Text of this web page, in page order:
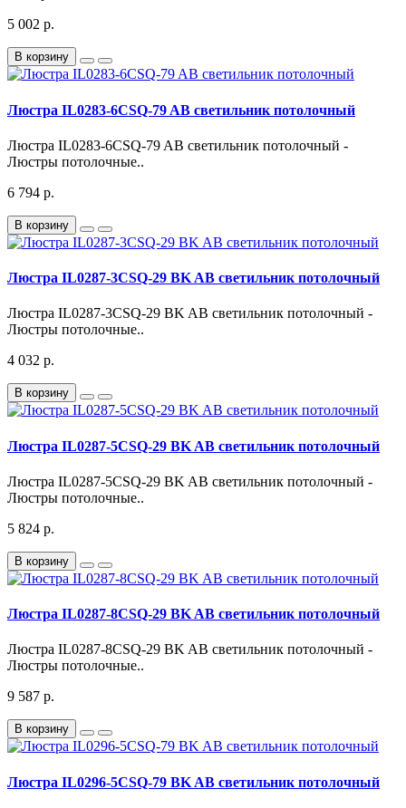
5 002 р.
В корзину
Люстра IL0283-6CSQ-79 AB светильник потолочный
Люстра IL0283-6CSQ-79 AB светильник потолочный -
Люстры потолочные..
6 794 р.
В корзину
Люстра IL0287-3CSQ-29 BK AB светильник потолочный
Люстра IL0287-3CSQ-29 BK AB светильник потолочный -
Люстры потолочные..
4 032 р.
В корзину
Люстра IL0287-5CSQ-29 BK AB светильник потолочный
Люстра IL0287-5CSQ-29 BK AB светильник потолочный -
Люстры потолочные..
5 824 р.
В корзину
Люстра IL0287-8CSQ-29 BK AB светильник потолочный
Люстра IL0287-8CSQ-29 BK AB светильник потолочный -
Люстры потолочные..
9 587 р.
В корзину
Люстра IL0296-5CSQ-79 BK AB светильник потолочный